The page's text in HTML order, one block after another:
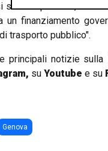
stia adoperando, anche
un finanziamento
trasporto pubblico".
principali notizie sulla
, su Youtube e su
Genova